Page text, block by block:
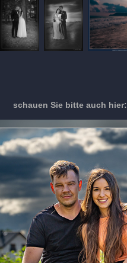
schauen Sie bitte auch hier: